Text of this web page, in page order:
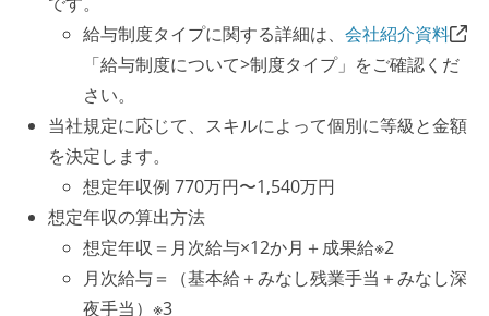
給与制度タイプに関する詳細は、 会社紹介資料
「給与制度について>制度タイプ」をご確認くだ
さい。
当社規定に応じて、スキルによって個別に等級と金額
を決定します。
想定年収例 770万円〜1,540万円
想定年収の算出方法
想定年収＝月次給与×12か月＋成果給※2
月次給与＝（基本給＋みなし残業手当＋みなし深
夜手当）※3